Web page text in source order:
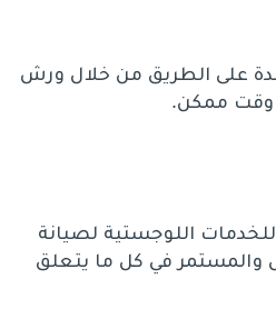
على الطريق من خلال ورش
وقت ممكن.
اللوجستية لصيانة
والمستمر في كل ما يتعلق